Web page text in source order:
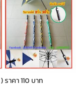
าคา 110 บาท